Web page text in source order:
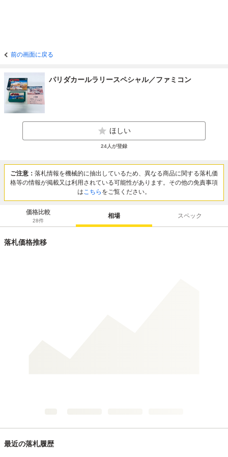
前の画面に戻る
パリダカールラリースペシャル／ファミコン
ほしい
24人が登録
ご注意： 落札情報を機械的に抽出しているため、異なる商品に関する落札価
格等の情報が掲載又は利用されている可能性があります。その他の免責事項
はこちら をご覧ください。
価格比較
28件
相場 スペック
落札価格推移
最近の落札履歴